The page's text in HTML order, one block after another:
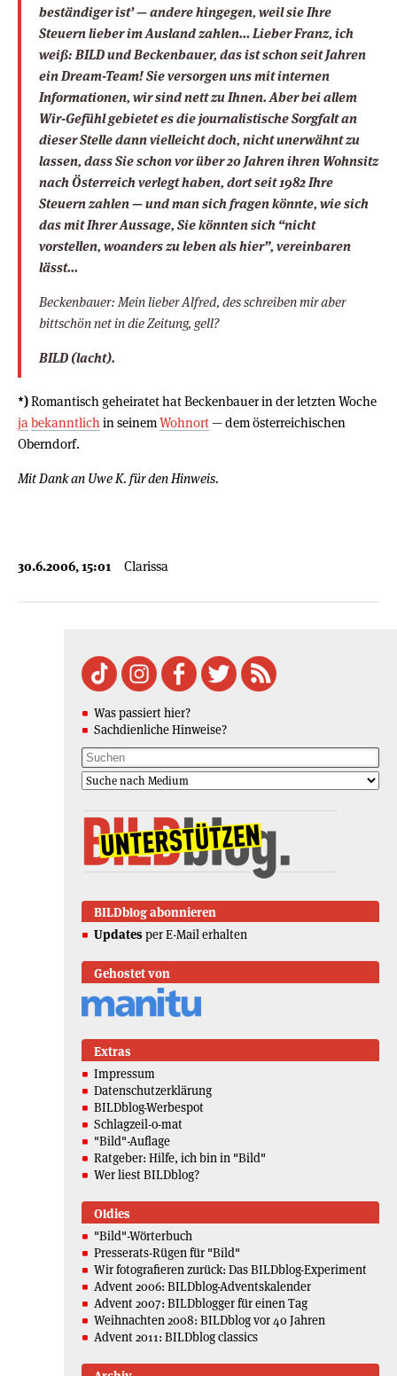
beständiger ist’ — andere hingegen, weil sie Ihre
Steuern lieber im Ausland zahlen… Lieber Franz, ich
weiß: BILD und Beckenbauer, das ist schon seit Jahren
ein Dream-Team! Sie versorgen uns mit internen
Informationen, wir sind nett zu Ihnen. Aber bei allem
Wir-Gefühl gebietet es die journalistische Sorgfalt an
dieser Stelle dann vielleicht doch, nicht unerwähnt zu
lassen, dass Sie schon vor über 20 Jahren ihren Wohnsitz
nach Österreich verlegt haben, dort seit 1982 Ihre
Steuern zahlen — und man sich fragen könnte, wie sich
das mit Ihrer Aussage, Sie könnten sich “nicht
vorstellen, woanders zu leben als hier”, vereinbaren
lässt…
Beckenbauer: Mein lieber Alfred, des schreiben mir aber
bittschön net in die Zeitung, gell?
BILD (lacht).
*)Romantisch geheiratet hat Beckenbauer in der letzten Woche
ja bekanntlich in seinemWohnort— dem österreichischen
Oberndorf.
Mit Dank an Uwe K. für den Hinweis.
30.6.2006, 15:01 Clarissa
Was passiert hier?
Sachdienliche Hinweise?
BILDblog abonnieren
Updates per E-Mail erhalten
Gehostet von
Extras
Impressum
Datenschutzerklärung
BILDblog-Werbespot
Schlagzeil-o-mat
"Bild"-Auflage
Ratgeber: Hilfe, ich bin in "Bild"
Wer liest BILDblog?
Oldies
"Bild"-Wörterbuch
Presserats-Rügen für "Bild"
Wir fotografieren zurück: Das BILDblog-Experiment
Advent 2006: BILDblog-Adventskalender
Advent 2007: BILDblogger für einen Tag
Weihnachten 2008: BILDblog vor 40 Jahren
Advent 2011: BILDblog classics